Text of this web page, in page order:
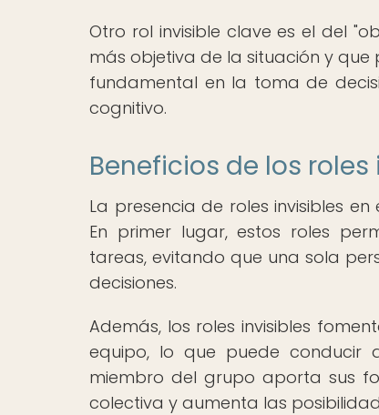
Otro rol invisible clave es el del
más objetiva de la situación y que
fundamental en la toma de
cognitivo.
Beneficios de los
La presencia de roles invisibles
En primer lugar, estos roles
tareas, evitando que una sola
decisiones.
Además, los roles invisibles
equipo, lo que puede conducir
miembro del grupo aporta sus
colectiva y aumenta las